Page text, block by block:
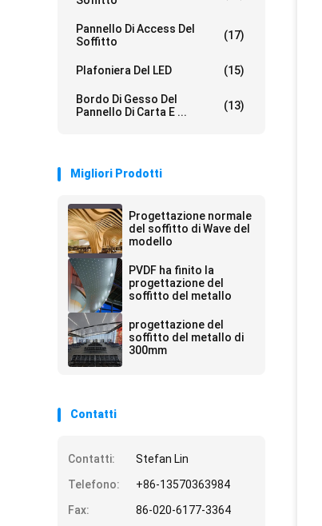
Pannello Di Access Del
Soffitto
(17)
Plafoniera Del LED (15)
Bordo Di Gesso Del
Pannello Di Carta E ...
(13)
Migliori Prodotti
Progettazione normale
del soffitto di Wave del
modello
PVDF ha finito la
progettazione del
soffitto del metallo
progettazione del
soffitto del metallo di
300mm
Contatti
Contatti:
Stefan Lin
Telefono:
+86-13570363984
Fax:
86-020-6177-3364